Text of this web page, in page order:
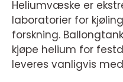
Heliumvæske er
laboratorier for
forskning.
kjøpe helium for
leveres vanligvis